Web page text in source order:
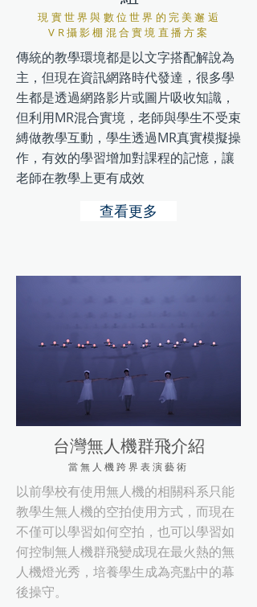
現實世界與數位世界的完美邂逅
VR攝影棚混合實境直播方案
傳統的教學環境都是以文字搭配解說為
主，但現在資訊網路時代發達，很多學
生都是透過網路影片或圖片吸收知識，
但利用MR混合實境，老師與學生不受束
縛做教學互動，學生透過MR真實模擬操
作，有效的學習增加對課程的記憶，讓
老師在教學上更有成效
查看更多
台灣無人機群飛介紹
當無人機跨界表演藝術
以前學校有使用無人機的相關科系只能
教學生無人機的空拍使用方式，而現在
不僅可以學習如何空拍，也可以學習如
何控制無人機群飛變成現在最火熱的無
人機燈光秀，培養學生成為亮點中的幕
後操守。